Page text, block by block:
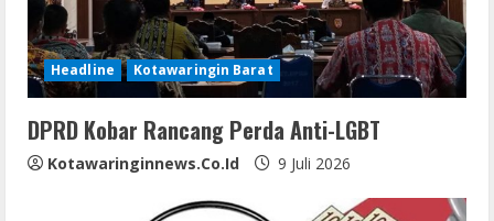
i
n
g
Headline Kotawaringin Barat
DPRD Kobar Rancang Perda Anti-LGBT
Kotawaringinnews.co.id 9 Juli 2026